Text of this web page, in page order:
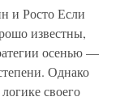
и Росто Если
известны,
осенью —
Однако
своего